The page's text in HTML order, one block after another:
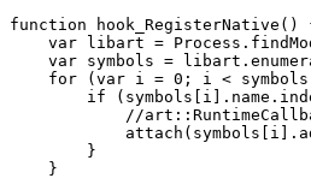
function hook_RegisterNative()
var libart =
var symbols =
for (var i = 0; i <
if
//
        }
    }